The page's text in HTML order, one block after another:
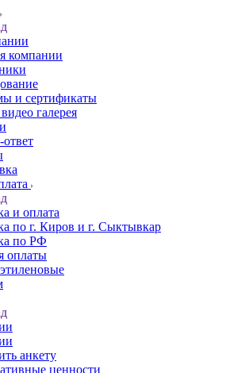
компании
и сертификаты
галерея
и оплата
по г. Киров и г. Сыктывкар
по РФ
оплаты
анкету
ценности